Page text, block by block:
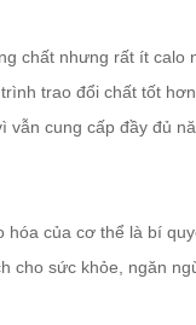
chất nhưng rất ít calo
trao đổi chất tốt
vẫn cung cấp đầy đủ
hóa của cơ thể là bí
cho sức khỏe, ngăn